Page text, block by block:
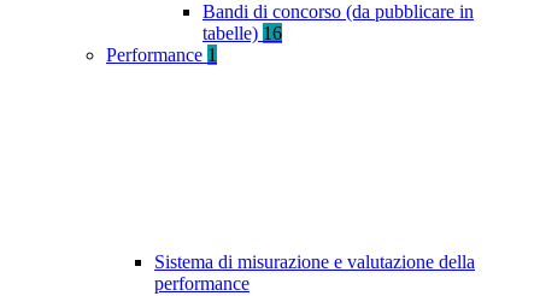
Bandi di concorso (da pubblicare in
tabelle) 16
Performance 1
Sistema di misurazione e valutazione della
performance